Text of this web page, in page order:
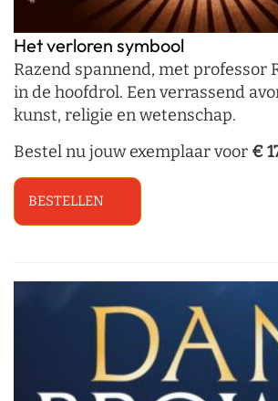
Het verloren symbool
Razend spannend, met professor
in de hoofdrol. Een verrassend
kunst, religie en wetenschap.
Bestel nu jouw exemplaar voor €
BESTELLEN